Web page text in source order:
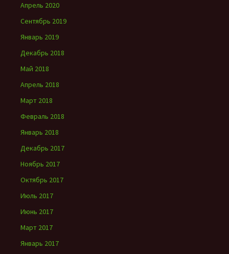
Апрель 2020
Сентябрь 2019
Январь 2019
Декабрь 2018
Май 2018
Апрель 2018
Март 2018
Февраль 2018
Январь 2018
Декабрь 2017
Ноябрь 2017
Октябрь 2017
Июль 2017
Июнь 2017
Март 2017
Январь 2017